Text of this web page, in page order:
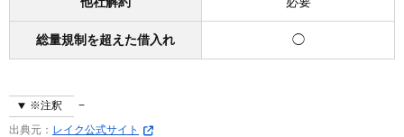
総量規制を超えた借入れ ◯
※注釈
出典元： レイク公式サイト